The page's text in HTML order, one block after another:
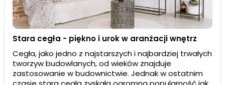
Stara cegła - piękno i urok w aranżacji wnętrz
Cegła, jako jedno z najstarszych i najbardziej trwałych
tworzyw budowlanych, od wieków znajduje
zastosowanie w budownictwie. Jednak w ostatnim